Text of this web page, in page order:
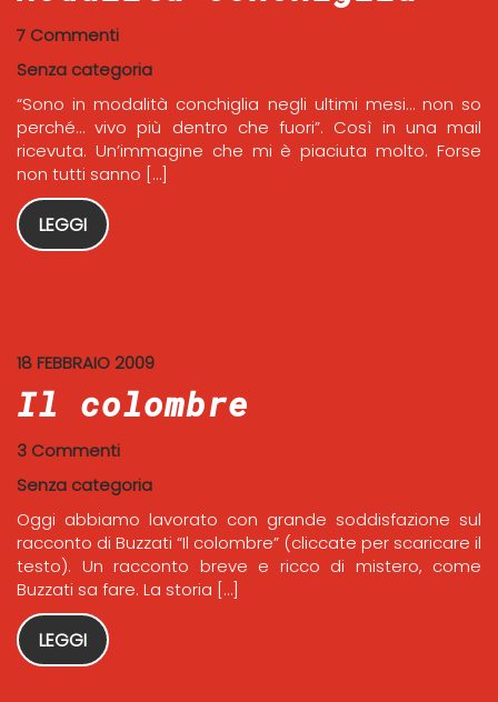
7 Commenti
Senza categoria
“Sono in modalità conchiglia negli ultimi mesi… non so
perché… vivo più dentro che fuori”. Così in una mail
ricevuta. Un’immagine che mi è piaciuta molto. Forse
non tutti sanno […]
LEGGI
18 FEBBRAIO 2009
Il colombre
3 Commenti
Senza categoria
Oggi abbiamo lavorato con grande soddisfazione sul
racconto di Buzzati “Il colombre” (cliccate per scaricare il
testo). Un racconto breve e ricco di mistero, come
Buzzati sa fare. La storia […]
LEGGI